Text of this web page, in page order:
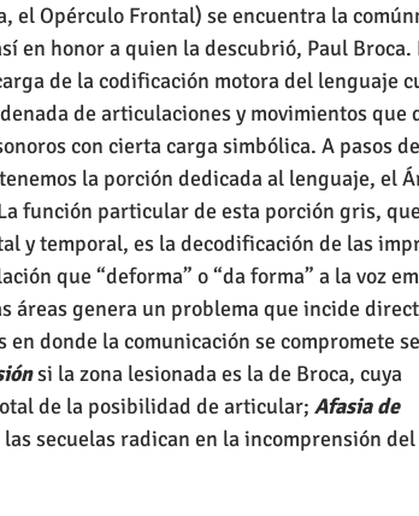
Opérculo Frontal) se encuentra la
en honor a quien la descubrió, Paul Broca.
de la codificación motora del lenguaje
de articulaciones y movimientos que
con cierta carga simbólica. A pasos
la porción dedicada al lenguaje, el
función particular de esta porción gris,
y temporal, es la decodificación de las
que “deforma” o “da forma” a la voz
áreas genera un problema que incide
donde la comunicación se compromete se
si la zona lesionada es la de Broca, cuya
de la posibilidad de articular; Afasia de
secuelas radican en la incomprensión del